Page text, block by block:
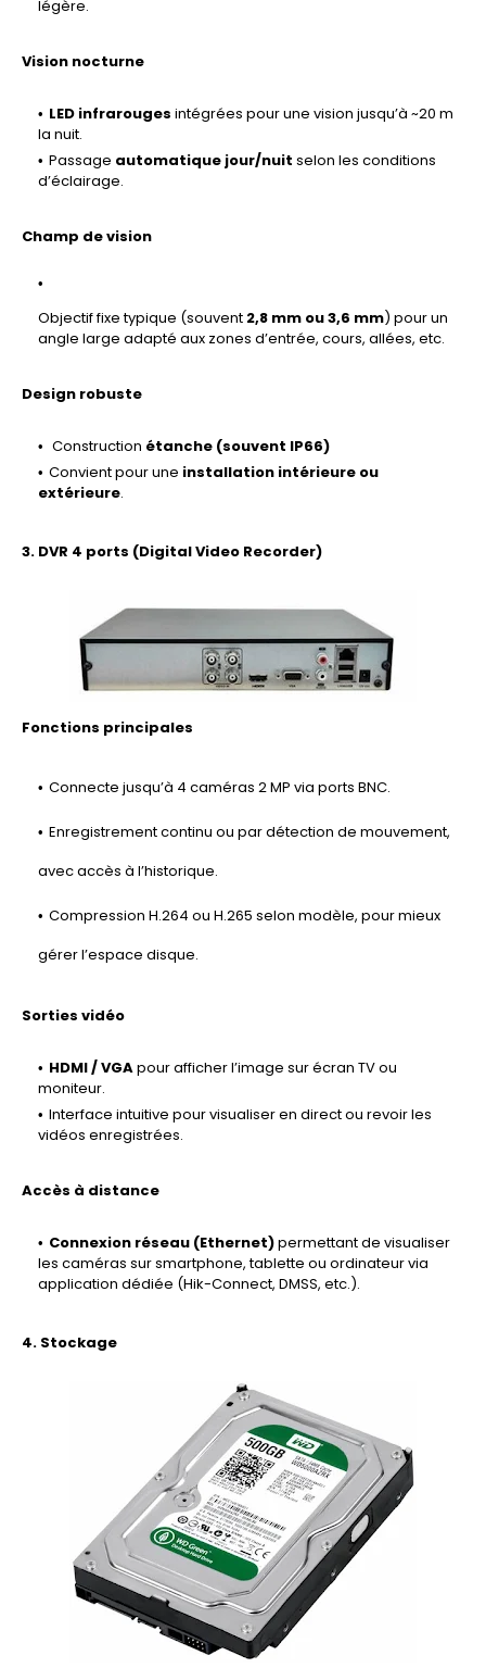
légère.
Vision nocturne
LED infrarouges intégrées pour une vision jusqu’à ~20 m
la nuit.
Passage automatique jour/nuit selon les conditions
d’éclairage.
Champ de vision
Objectif fixe typique (souvent 2,8 mm ou 3,6 mm) pour un
angle large adapté aux zones d’entrée, cours, allées, etc.
Design robuste
Construction étanche (souvent IP66)
Convient pour une installation intérieure ou
extérieure.
3. DVR 4 ports (Digital Video Recorder)
Fonctions principales
Connecte jusqu’à 4 caméras 2 MP via ports BNC.
Enregistrement continu ou par détection de mouvement,
avec accès à l’historique.
Compression H.264 ou H.265 selon modèle, pour mieux
gérer l’espace disque.
Sorties vidéo
HDMI / VGApour afficher l’image sur écran TV ou
moniteur.
Interface intuitive pour visualiser en direct ou revoir les
vidéos enregistrées.
Accès à distance
Connexion réseau (Ethernet)permettant de visualiser
les caméras sur smartphone, tablette ou ordinateur via
application dédiée (Hik-Connect, DMSS, etc.).
4. Stockage